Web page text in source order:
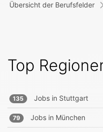
Übersicht der Berufsfelder
Top
135 Jobs in Stuttgart
79 Jobs in München